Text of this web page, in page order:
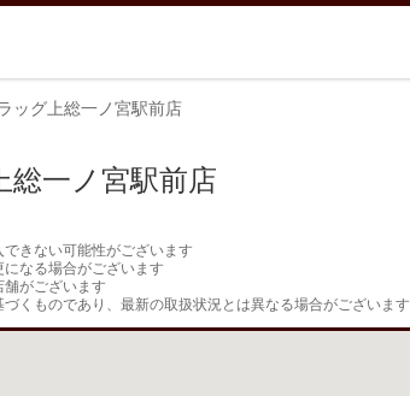
ッグ上総一ノ宮駅前店
一ノ宮駅前店
きない可能性がございます
なる場合がございます
がございます
くものであり、最新の取扱状況とは異なる場合がございます